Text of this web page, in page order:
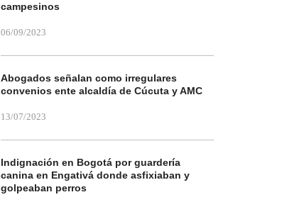
campesinos
06/09/2023
Abogados señalan como irregulares
convenios ente alcaldía de Cúcuta y AMC
13/07/2023
Indignación en Bogotá por guardería
canina en Engativá donde asfixiaban y
golpeaban perros